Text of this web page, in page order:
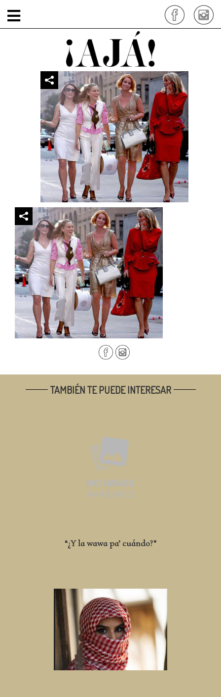
sex-and-the-city1
por: siteadmin
TAMBIÉN TE PUEDE INTERESAR
“¿Y la wawa pa’ cuándo?”